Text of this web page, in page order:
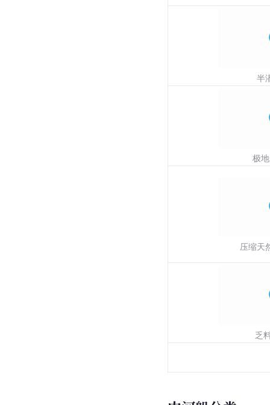
半
极
压缩天
乏